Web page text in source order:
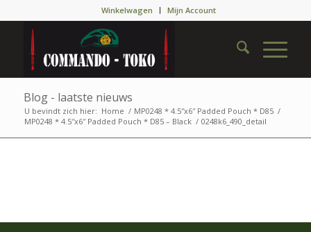
Winkelwagen Mijn Account
Blog - laatste nieuws
U bevindt zich hier: Home / MP0248 * 4.5″x6″ Padded Pouch * D85 /
MP0248 * 4.5″x6″ Padded Pouch * D85 – Black / 0248k6_490_detail